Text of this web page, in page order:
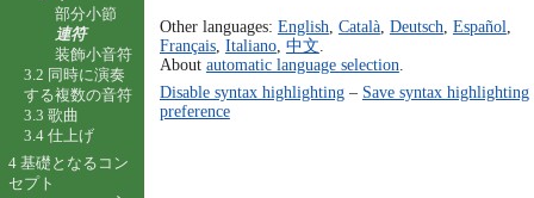
Other languages: English Català, Deutsch Español
Français, Italiano, 中文
About automatic language selection
Disable syntax highlighting– Save syntax highlighting
preference
部分小節
連符
装飾小音符
3.2 同時に演奏
する複数の音符
3.3 歌曲
3.4 仕上げ
4 基礎となるコン
セプト